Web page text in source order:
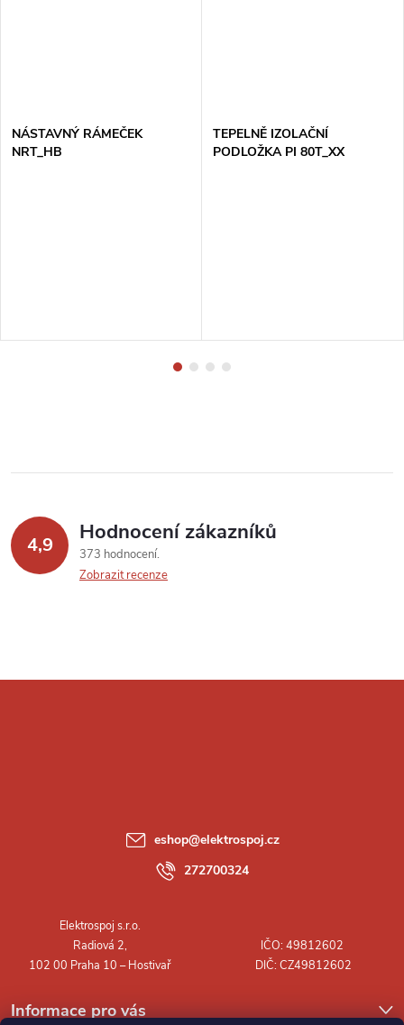
NÁSTAVNÝ RÁMEČEK
NRT_HB
TEPELNĚ IZOLAČNÍ
PODLOŽKA PI 80T_XX
4,9 Hodnocení zákazníků
373 hodnocení
Zobrazit recenze
Informace pro vás
eshop@elektrospoj.cz
272700324